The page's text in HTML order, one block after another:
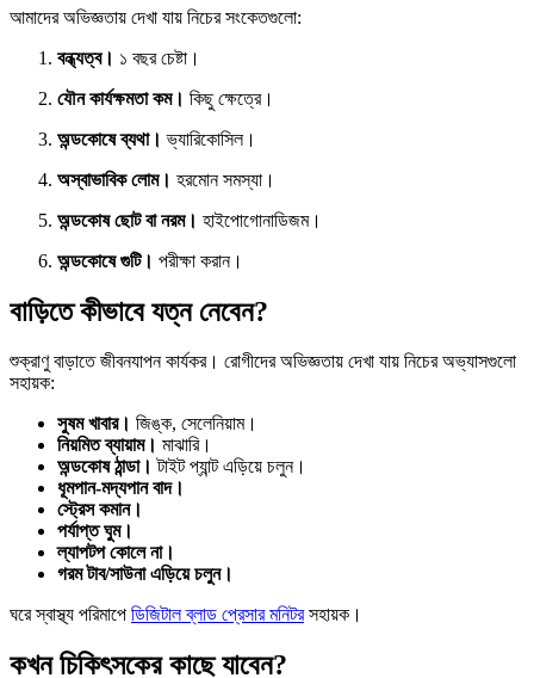
আমাদের অভিজ্ঞতায় দেখা যায় নিচের সংকেতগুলো:
বন্ধ্যত্ব। ১ বছর চেষ্টা।
যৌন কার্যক্ষমতা কম। কিছু ক্ষেত্রে।
অন্ডকোষে ব্যথা। ভ্যারিকোসিল।
অস্বাভাবিক লোম। হরমোন সমস্যা।
অন্ডকোষ ছোট বা নরম। হাইপোগোনাডিজম।
অন্ডকোষে গুটি। পরীক্ষা করান।
বাড়িতে কীভাবে যত্ন নেবেন?
শুক্রাণু বাড়াতে জীবনযাপন কার্যকর। রোগীদের অভিজ্ঞতায় দেখা যায় নিচের অভ্যাসগুলো
সহায়ক:
সুষম খাবার। জিঙ্ক, সেলেনিয়াম।
নিয়মিত ব্যায়াম। মাঝারি।
অন্ডকোষ ঠান্ডা। টাইট প্যান্ট এড়িয়ে চলুন।
ধূমপান-মদ্যপান বাদ।
স্ট্রেস কমান।
পর্যাপ্ত ঘুম।
ল্যাপটপ কোলে না।
গরম টাব/সাউনা এড়িয়ে চলুন।
ঘরে স্বাস্থ্য পরিমাপে ডিজিটাল ব্লাড প্রেসার মনিটরসহায়ক।
কখন চিকিৎসকের কাছে যাবেন?